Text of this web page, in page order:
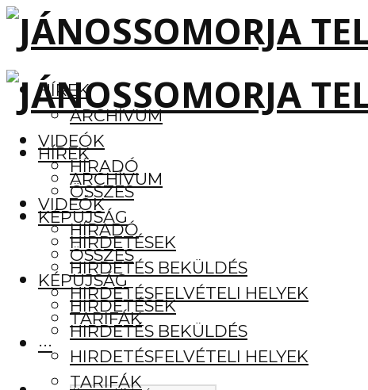
HÍREK
ARCHÍVUM
VIDEÓK
HÍRADÓ
ÖSSZES
KÉPÚJSÁG
HIRDETÉSEK
HIRDETÉS BEKÜLDÉS
HIRDETÉSFELVÉTELI HELYEK
TARIFÁK
···
HÍREK
ARCHÍVUM
VIDEÓK
HÍRADÓ
ÖSSZES
KÉPÚJSÁG
HIRDETÉSEK
HIRDETÉS BEKÜLDÉS
HIRDETÉSFELVÉTELI HELYEK
TARIFÁK